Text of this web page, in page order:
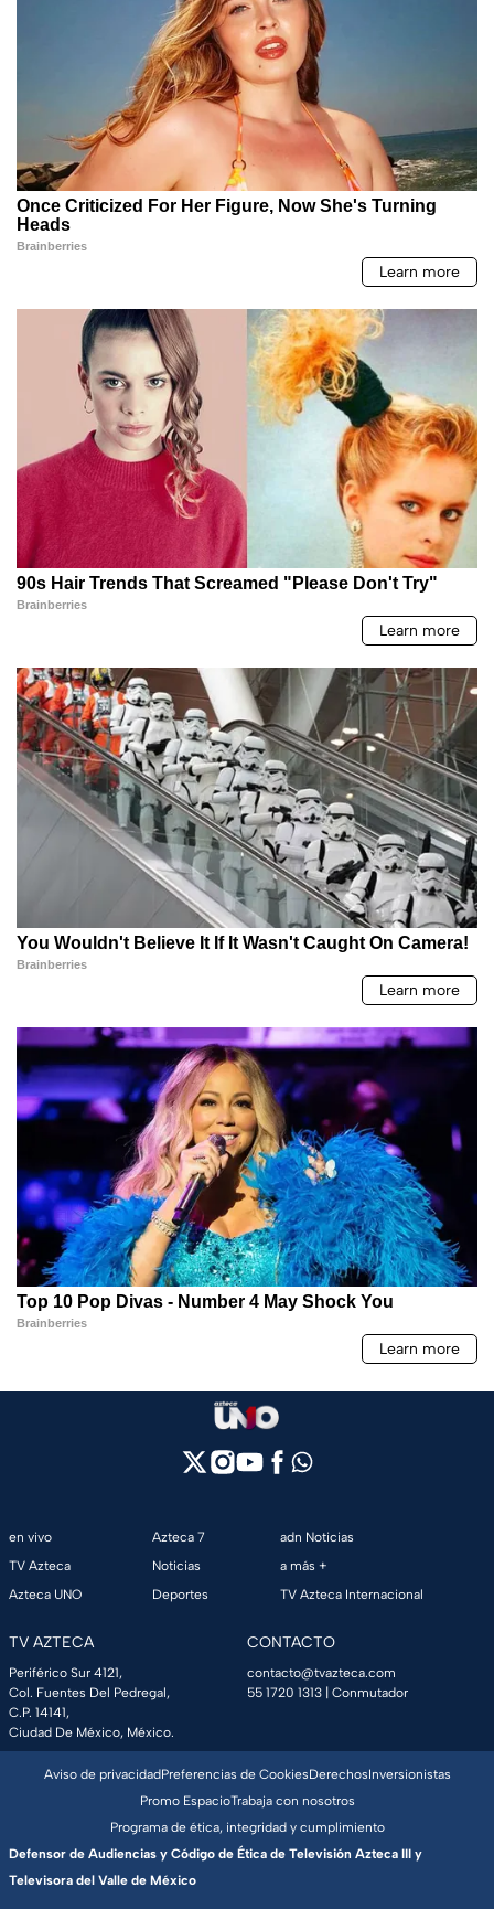
en vivo
TV Azteca
Azteca UNO
Azteca 7
Noticias
Deportes
adn Noticias
a más +
TV Azteca Internacional
TV AZTECA
Periférico Sur 4121,
Col. Fuentes Del Pedregal,
C.P. 14141,
Ciudad De México, México.
CONTACTO
contacto@tvazteca.com
55 1720 1313 | Conmutador
Aviso de privacidadPreferencias de CookiesDerechosInversionistas
Promo EspacioTrabaja con nosotros
Programa de ética, integridad y cumplimiento
Defensor de Audiencias y Código de Ética de Televisión Azteca III y
Televisora del Valle de México